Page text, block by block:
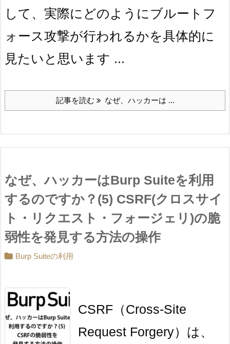
して、実際にどのようにブルートフ
ォース攻撃が行われるかを具体的に
見たいと思います ...
記事を読む なぜ、ハッカーは ...
なぜ、ハッカーはBurp Suiteを利用
するのですか？(5) CSRF(クロスサイ
ト・リクエスト・フォージェリ)の脆
弱性を発見する方法の操作
 Burp Suiteの利用
CSRF（Cross-Site
Request Forgery）は、